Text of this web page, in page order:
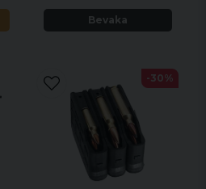
Bevaka
-30%